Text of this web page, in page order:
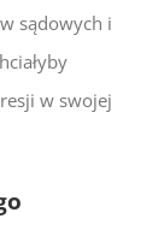
sądowych i
w swojej